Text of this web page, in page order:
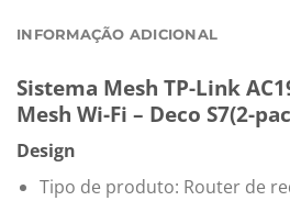
INFORMAÇÃO ADICIONAL
Sistema Mesh TP-Link
Mesh Wi-Fi – Deco S7(2-
Design
Tipo de produto: Router de